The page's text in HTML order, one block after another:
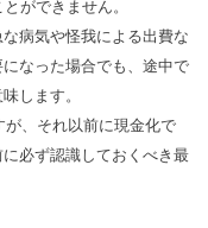
ができません。
病気や怪我による出費な
なった場合でも、途中で
します。
、それ以前に現金化で
必ず認識しておくべき最